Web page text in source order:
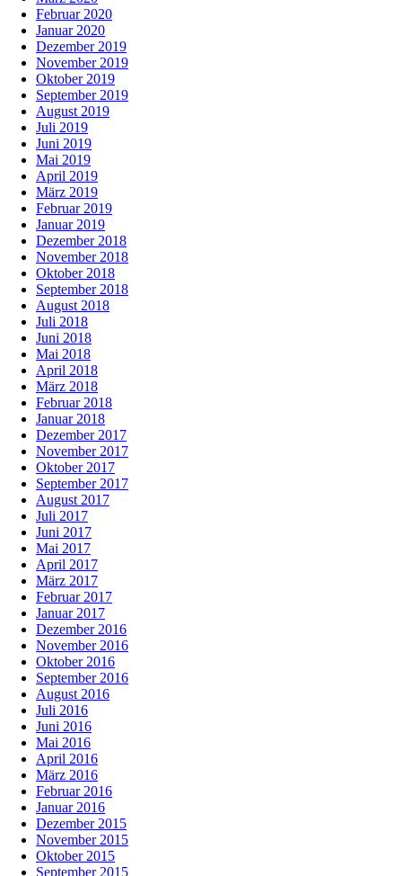
Februar 2020
Januar 2020
Dezember 2019
November 2019
Oktober 2019
September 2019
August 2019
Juli 2019
Juni 2019
Mai 2019
April 2019
März 2019
Februar 2019
Januar 2019
Dezember 2018
November 2018
Oktober 2018
September 2018
August 2018
Juli 2018
Juni 2018
Mai 2018
April 2018
März 2018
Februar 2018
Januar 2018
Dezember 2017
November 2017
Oktober 2017
September 2017
August 2017
Juli 2017
Juni 2017
Mai 2017
April 2017
März 2017
Februar 2017
Januar 2017
Dezember 2016
November 2016
Oktober 2016
September 2016
August 2016
Juli 2016
Juni 2016
Mai 2016
April 2016
März 2016
Februar 2016
Januar 2016
Dezember 2015
November 2015
Oktober 2015
September 2015